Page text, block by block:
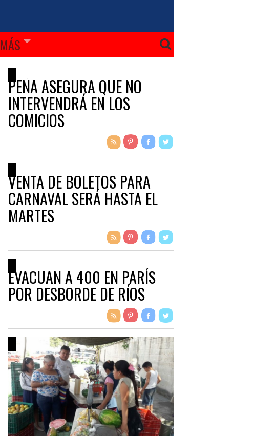
MÁS
PEÑA ASEGURA QUE NO
INTERVENDRÁ EN LOS
COMICIOS
VENTA DE BOLETOS PARA
CARNAVAL SERÁ HASTA EL
MARTES
EVACUAN A 400 EN PARÍS
POR DESBORDE DE RÍOS